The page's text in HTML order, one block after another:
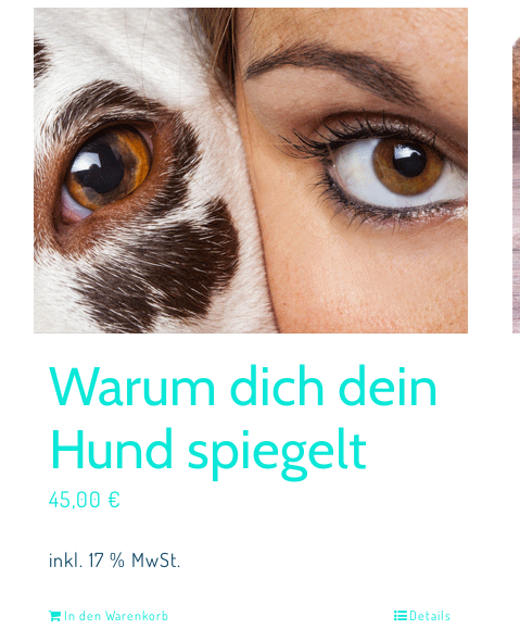
Warum dich dein
Hund spiegelt
45,00 €
inkl. 17 % MwSt.
In den Warenkorb Details